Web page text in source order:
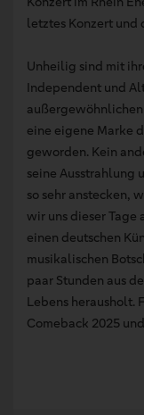
letztes Konzert und
Unheilig sind mit
Independent und
eine eigene Marke
geworden. Kein
seine Ausstrahlung
so sehr anstecken,
wir uns dieser
einen deutschen
musikalischen
paar Stunden aus
Lebens herausholt.
Comeback 2025